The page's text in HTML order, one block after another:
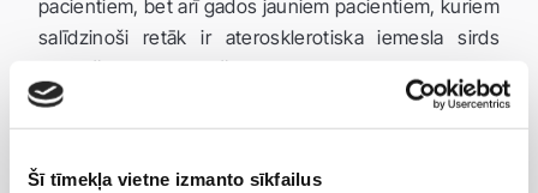
Šī tīmekļa vietne izmanto sīkfailus
pacientiem, bet arī gados jauniem pacientiem, kuriem
salīdzinoši retāk ir aterosklerotiska iemesla sirds
saslimšanas, bet biežāk ir iespējamas ir sirdskaites,
sirds ritma traucējumi, palielināts asinsspiediens.
apmaksāti un maksas pakalpojumi.